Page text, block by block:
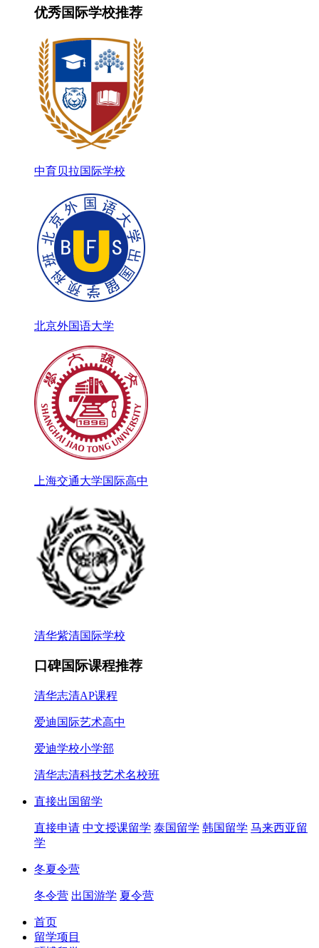
优秀国际学校推荐
中育贝拉国际学校
北京外国语大学
上海交通大学国际高中
清华紫清国际学校
口碑国际课程推荐
清华志清AP课程
爱迪国际艺术高中
爱迪学校小学部
清华志清科技艺术名校班
直接出国留学
直接申请 中文授课留学 泰国留学 韩国留学 马来西亚留
学
冬夏令营
冬令营 出国游学 夏令营
首页
留学项目